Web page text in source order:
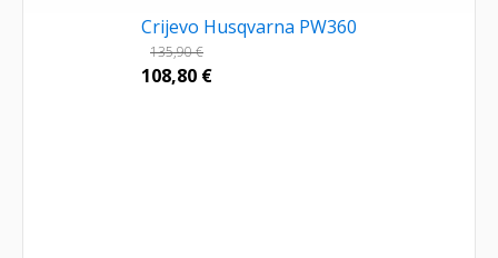
Crijevo Husqvarna PW360
135,90€
108,80 €